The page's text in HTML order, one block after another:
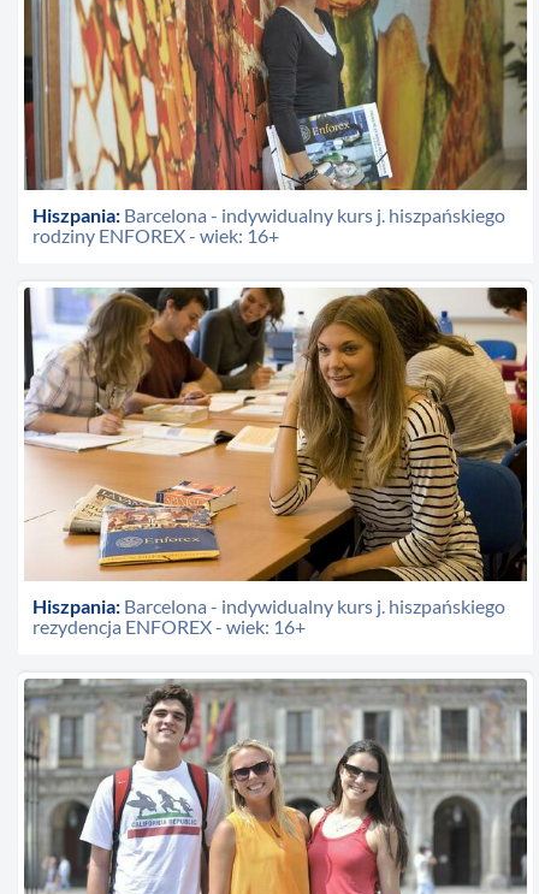
Hiszpania: Barcelona - indywidualny kurs j. hiszpańskiego
rodziny ENFOREX - wiek: 16+
Hiszpania: Barcelona - indywidualny kurs j. hiszpańskiego
rezydencja ENFOREX - wiek: 16+